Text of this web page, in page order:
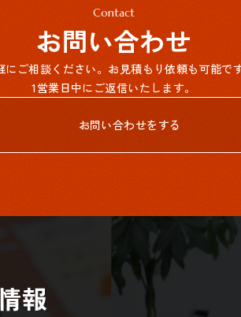
Contact
お問い合わせ
にご相談ください。お見積もり依頼も可能です
1営業日中にご返信いたします。
お問い合わせをする
報